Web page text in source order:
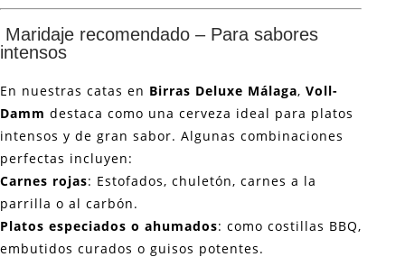
Maridaje recomendado – Para sabores
intensos
En nuestras catas en Birras Deluxe Málaga, Voll-
Damm destaca como una cerveza ideal para platos
intensos y de gran sabor. Algunas combinaciones
perfectas incluyen:
Carnes rojas: Estofados, chuletón, carnes a la
parrilla o al carbón.
Platos especiados o ahumados: como costillas BBQ,
embutidos curados o guisos potentes.